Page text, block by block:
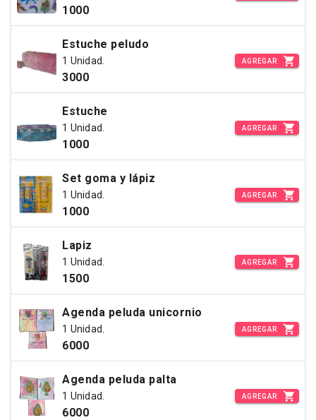
1000
Estuche peludo
1 Unidad.
3000
AGREGAR
Estuche
1 Unidad.
1000
AGREGAR
Set goma y lápiz
1 Unidad.
1000
AGREGAR
Lapiz
1 Unidad.
1500
AGREGAR
Agenda peluda unicornio
1 Unidad.
6000
AGREGAR
Agenda peluda palta
1 Unidad.
6000
AGREGAR